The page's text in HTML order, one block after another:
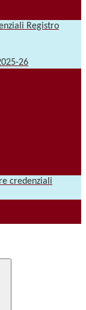
Registro
26
credenziali